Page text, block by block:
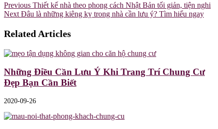
Previous Thiết kế nhà theo phong cách Nhật Bản tối giản, tiện nghi
Next Đâu là những kiêng kỵ trong nhà cần lưu ý? Tìm hiểu ngay
Related Articles
Những Điều Cần Lưu Ý Khi Trang Trí Chung Cư
Đẹp Bạn Cần Biết
2020-09-26